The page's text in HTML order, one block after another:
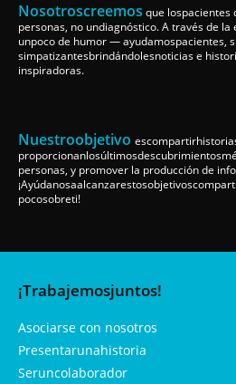
Nosotroscreemos que lospacientes
personas, no undiagnóstico. A través de la
unpoco de humor — ayudamospacientes,
simpatizantesbrindándolesnoticias e
inspiradoras.
Nuestroobjetivo
personas, y promover la producción de
pocosobreti!
¡Trabajemosjuntos!
Asociarse con nosotros
Presentarunahistoria
Seruncolaborador